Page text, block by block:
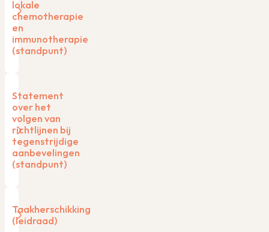
lokale
chemotherapie
en
immunotherapie
(standpunt)
Statement
over het
volgen van
richtlijnen bij
tegenstrijdige
aanbevelingen
(standpunt)
Taakherschikking
(leidraad)